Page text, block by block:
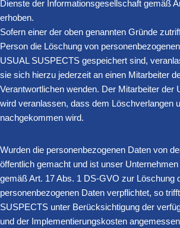
Dienste der Informationsgesellschaft gemäß
erhoben.
Sofern einer der oben genannten Gründe
Person die Löschung von
USUAL SUSPECTS gespeichert sind,
sie sich hierzu jederzeit an einen Mitarbeiter
Verantwortlichen wenden. Der Mitarbeiter der
wird veranlassen, dass dem Löschverlangen
nachgekommen wird.
Wurden die personenbezogenen Daten von
öffentlich gemacht und ist unser
gemäß Art. 17 Abs. 1 DS-GVO zur Löschung
personenbezogenen Daten verpflichtet, so
SUSPECTS unter Berücksichtigung der
und der Implementierungskosten